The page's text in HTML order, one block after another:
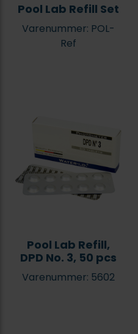
Pool Lab Refill Set
Varenummer: POL-
Ref
Pool Lab Refill,
DPD No. 3, 50 pcs
Varenummer: 5602